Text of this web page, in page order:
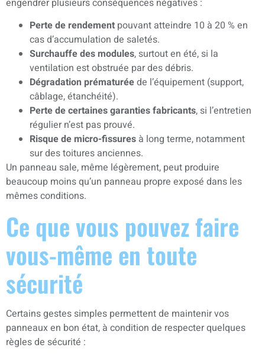
engendrer plusieurs conséquences négatives :
Perte de rendement pouvant atteindre 10 à 20 % en
cas d’accumulation de saletés.
Surchauffe des modules, surtout en été, si la
ventilation est obstruée par des débris.
Dégradation prématuréede l’équipement (support,
câblage, étanchéité).
Perte de certaines garanties fabricants, si l’entretien
régulier n’est pas prouvé.
Risque de micro-fissures à long terme, notamment
sur des toitures anciennes.
Un panneau sale, même légèrement, peut produire
beaucoup moins qu’un panneau propre exposé dans les
mêmes conditions.
Ce que vous pouvez faire
vous-même en toute
sécurité
Certains gestes simples permettent de maintenir vos
panneaux en bon état, à condition de respecter quelques
règles de sécurité :